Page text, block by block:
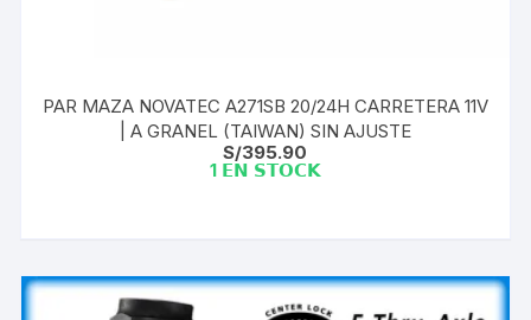
PAR MAZA NOVATEC A271SB 20/24H CARRETERA 11V
| A GRANEL (TAIWAN) SIN AJUSTE
S/395.90
1 𝗘𝗡 𝗦𝗧𝗢𝗖𝗞